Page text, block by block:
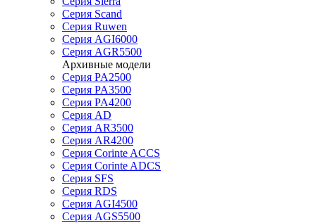
Серия Scand
Серия Ruwen
Серия AGI6000
Серия AGR5500
Архивные модели
Серия PA2500
Серия PA3500
Серия PA4200
Серия AD
Серия AR3500
Серия AR4200
Серия Corinte ACCS
Серия Corinte ADCS
Серия SFS
Серия RDS
Серия AGI4500
Серия AGS5500